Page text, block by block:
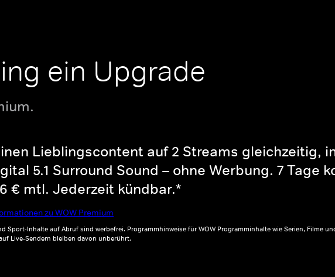
ein Upgrade
Lieblingscontent auf 2 Streams gleichzeitig,
5.1 Surround Sound – ohne Werbung. 7 Tage
€ mtl. Jederzeit kündbar.*
zu WOW Premium
Sport-Inhalte auf Abruf sind werbefrei. Programmhinweise für WOW Programminhalte wie Serien, Filme
Live-Sendern bleiben davon unberührt.